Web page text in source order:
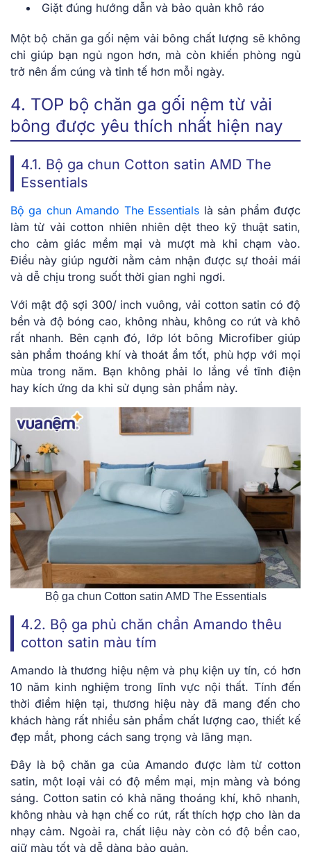
Giặt đúng hướng dẫn và bảo quản khô ráo
Một bộ chăn ga gối nệm vải bông chất lượng sẽ không
chỉ giúp bạn ngủ ngon hơn, mà còn khiến phòng ngủ
trở nên ấm cúng và tinh tế hơn mỗi ngày.
4. TOP bộ chăn ga gối nệm từ vải
bông được yêu thích nhất hiện nay
4.1. Bộ ga chun Cotton satin AMD The
Essentials
Bộ ga chun Amando The Essentials là sản phẩm được
làm từ vải cotton nhiên nhiên dệt theo kỹ thuật satin,
cho cảm giác mềm mại và mượt mà khi chạm vào.
Điều này giúp người nằm cảm nhận được sự thoải mái
và dễ chịu trong suốt thời gian nghỉ ngơi.
Với mật độ sợi 300/ inch vuông, vải cotton satin có độ
bền và độ bóng cao, không nhàu, không co rút và khô
rất nhanh. Bên cạnh đó, lớp lót bông Microfiber giúp
sản phẩm thoáng khí và thoát ẩm tốt, phù hợp với mọi
mùa trong năm. Bạn không phải lo lắng về tĩnh điện
hay kích ứng da khi sử dụng sản phẩm này.
Bộ ga chun Cotton satin AMD The Essentials
4.2. Bộ ga phủ chăn chần Amando thêu
cotton satin màu tím
Amando là thương hiệu nệm và phụ kiện uy tín, có hơn
10 năm kinh nghiệm trong lĩnh vực nội thất. Tính đến
thời điểm hiện tại, thương hiệu này đã mang đến cho
khách hàng rất nhiều sản phẩm chất lượng cao, thiết kế
đẹp mắt, phong cách sang trọng và lãng mạn.
Đây là bộ chăn ga của Amando được làm từ cotton
satin, một loại vải có độ mềm mại, mịn màng và bóng
sáng. Cotton satin có khả năng thoáng khí, khô nhanh,
không nhàu và hạn chế co rút, rất thích hợp cho làn da
nhạy cảm. Ngoài ra, chất liệu này còn có độ bền cao,
giữ màu tốt và dễ dàng bảo quản.